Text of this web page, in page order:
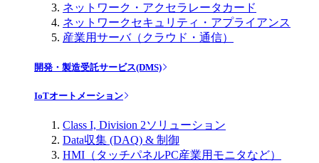
ネットワーク・アクセラレータカード
ネットワークセキュリティ・アプライアンス
産業用サーバ（クラウド・通信）
開発・製造受託サービス(DMS)
IoTオートメーション
Class I, Division 2ソリューション
Data収集 (DAQ) & 制御
HMI（タッチパネルPC産業用モニタなど）